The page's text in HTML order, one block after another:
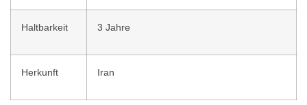
Haltbarkeit 3 Jahre
Herkunft Iran